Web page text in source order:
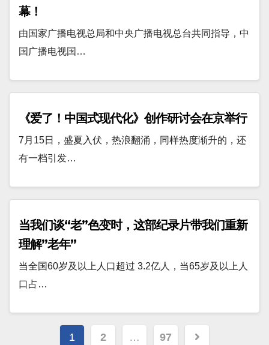
幕！
由国家广播电视总局和中央广播电视总台共同指导，中
国广播电视国…
《爱了！中国式现代化》创作研讨会在京举行
7月15日，盛夏入伏，热浪翻涌，同样热度渐升的，还
有一档引发…
当我们谈“老”色变时，这部纪录片带我们重新
理解”老年”
当全国60岁及以上人口超过 3.2亿人，当65岁及以上人
口占…
文
1 2 … 97